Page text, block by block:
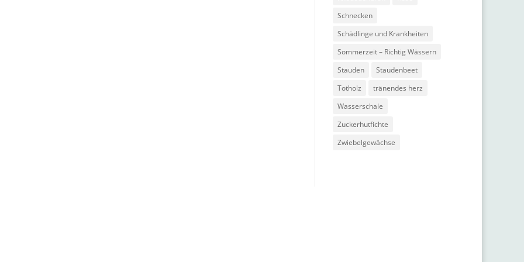
Schnecken
Schädlinge und Krankheiten
Sommerzeit – Richtig Wässern
Stauden
Staudenbeet
Totholz
tränendes herz
Wasserschale
Zuckerhutfichte
Zwiebelgewächse